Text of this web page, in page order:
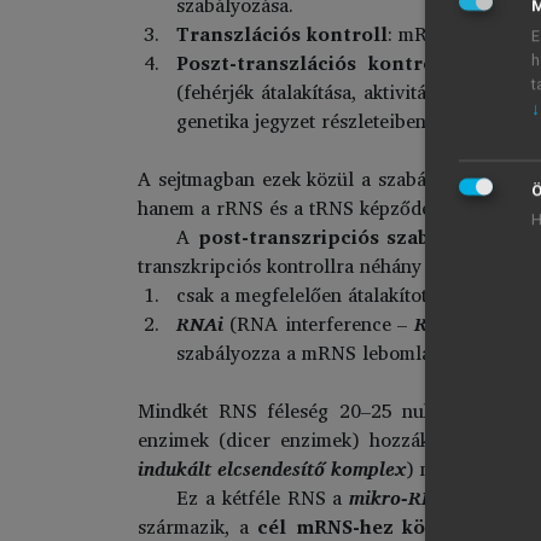
Transzlációs kontroll: mRNS
Poszt-transzlációs kontroll
: ide
(fehérjék átalakítása, aktivitásának
genetika jegyzet részleteiben tárgyalja.
A sejtmagban ezek közül a szabályozási
hanem a rRNS és a tRNS képződése során
A post-transzripciós szabályozási
transzkripciós kontrollra néhány lehetőség az
csak a megfelelően átalakított, sapkával
RNAi (RNA interference – RNS
szabályozza a mRNS lebomlását.
Mindkét RNS féleség 20–25 nukleotidból
enzimek (dicer enzimek) hozzák létre
indukált elcsendesítő komplex) működését
Ez a kétféle RNS amikro-RNS
származik, a cél mRNS-hez kötődik és
↓